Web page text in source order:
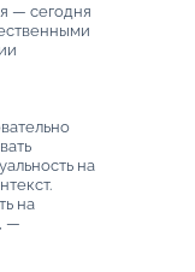
— сегодня
на
на
—